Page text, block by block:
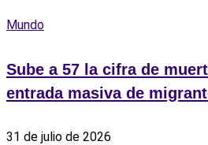
Mundo
Sube a 57 la cifra de
entrada masiva de
31 de julio de 2026